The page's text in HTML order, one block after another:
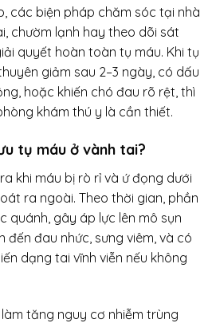
các biện pháp chăm sóc tại nhà
chườm lạnh hay theo dõi sát
quyết hoàn toàn tụ máu. Khi tụ
giảm sau 2–3 ngày, có dấu
hoặc khiến chó đau rõ rệt, thì
khám thú y là cần thiết.
tụ máu ở vành tai?
khi máu bị rò rỉ và ứ đọng dưới
ra ngoài. Theo thời gian, phần
quánh, gây áp lực lên mô sụn
đến đau nhức, sưng viêm, và có
dạng tai vĩnh viễn nếu không
tăng nguy cơ nhiễm trùng